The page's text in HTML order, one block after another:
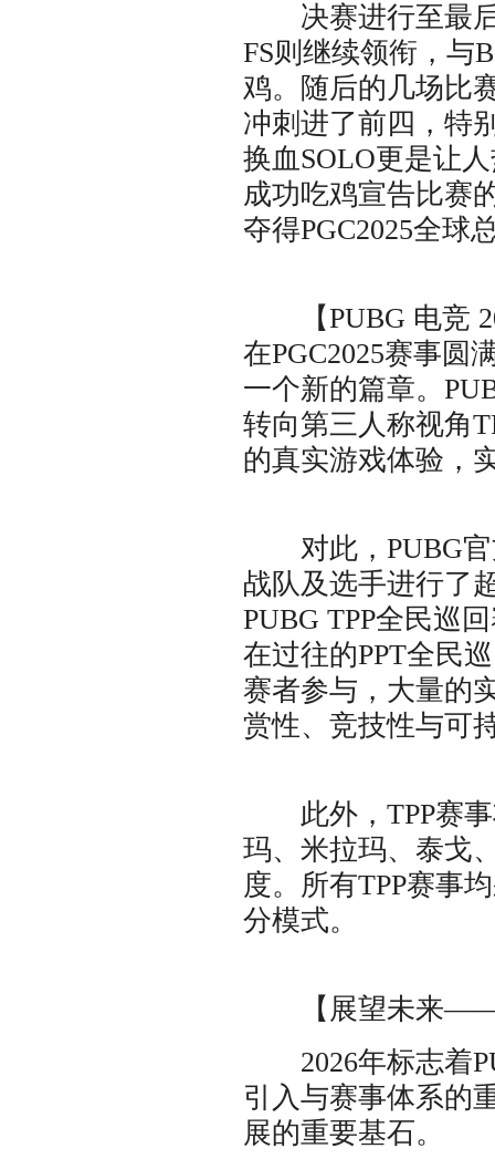
决赛进行至最后
FS则继续领衔，与
鸡。随后的几场比
冲刺进了前四，特
换血SOLO更是让
成功吃鸡宣告比赛
夺得PGC2025全球
【PUBG 电竞
在PGC2025赛事圆
一个新的篇章。
转向第三人称视角
的真实游戏体验，
对此，PUBG官
战队及选手进行了
PUBG TPP全民巡
在过往的PPT全民
赛者参与，大量的
赏性、竞技性与可
此外，TPP赛事
玛、米拉玛、泰戈
度。所有TPP赛事
分模式。
【展望未来——
2026年标志着
引入与赛事体系的
展的重要基石。